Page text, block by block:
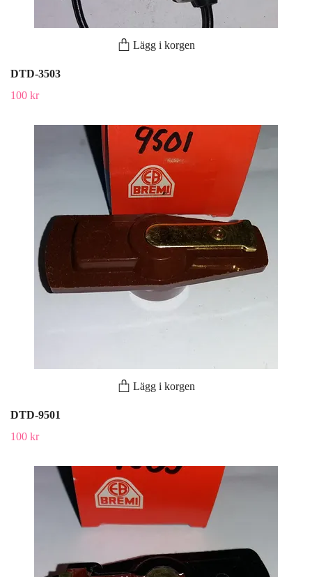
Lägg i korgen
DTD-3503
100 kr
Lägg i korgen
DTD-9501
100 kr